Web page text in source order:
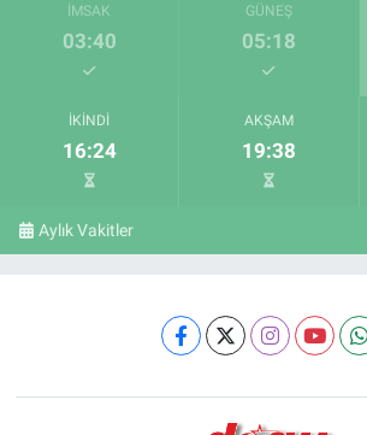
İMSAK
03:40
GÜNEŞ
05:18
İKINDI
16:24
AKŞAM
19:38
Aylık Vakitler